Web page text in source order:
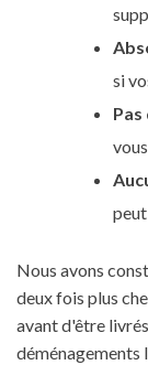
si
Nous avons
deux fois plus
avant d'être
déménagements